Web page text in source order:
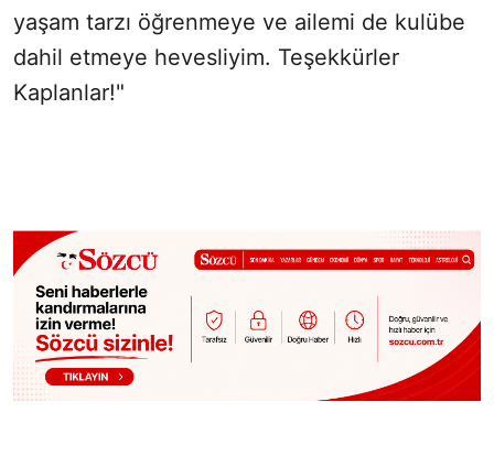
yaşam tarzı öğrenmeye ve ailemi de kulübe
dahil etmeye hevesliyim. Teşekkürler
Kaplanlar!"